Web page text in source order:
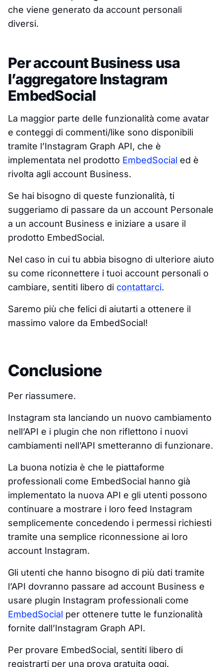
che viene generato da account personali
diversi.
Per account Business usa
l’aggregatore Instagram
EmbedSocial
La maggior parte delle funzionalità come avatar
e conteggi di commenti/like sono disponibili
tramite l’Instagram Graph API, che è
implementata nel prodotto EmbedSocial ed è
rivolta agli account Business.
Se hai bisogno di queste funzionalità, ti
suggeriamo di passare da un account Personale
a un account Business e iniziare a usare il
prodotto EmbedSocial.
Nel caso in cui tu abbia bisogno di ulteriore aiuto
su come riconnettere i tuoi account personali o
cambiare, sentiti libero di contattarci.
Saremo più che felici di aiutarti a ottenere il
massimo valore da EmbedSocial!
Conclusione
Per riassumere.
Instagram sta lanciando un nuovo cambiamento
nell’API e i plugin che non riflettono i nuovi
cambiamenti nell’API smetteranno di funzionare.
La buona notizia è che le piattaforme
professionali come EmbedSocial hanno già
implementato la nuova API e gli utenti possono
continuare a mostrare i loro feed Instagram
semplicemente concedendo i permessi richiesti
tramite una semplice riconnessione ai loro
account Instagram.
Gli utenti che hanno bisogno di più dati tramite
l’API dovranno passare ad account Business e
usare plugin Instagram professionali come
EmbedSocial per ottenere tutte le funzionalità
fornite dall’Instagram Graph API.
Per provare EmbedSocial, sentiti libero di
registrarti per una prova gratuita oggi.